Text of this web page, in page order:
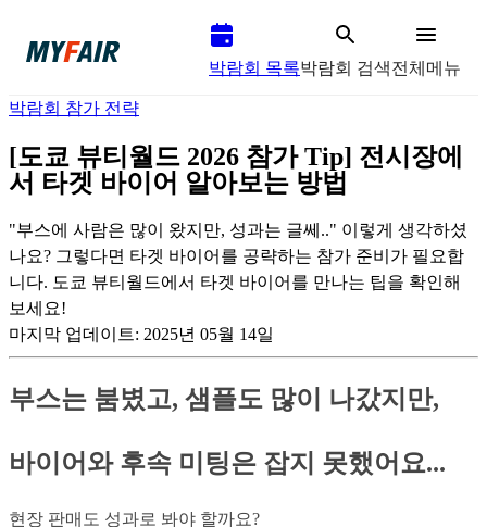
박람회 목록박람회 검색전체메뉴
박람회 참가 전략
[도쿄 뷰티월드 2026 참가 Tip] 전시장에
서 타겟 바이어 알아보는 방법
"부스에 사람은 많이 왔지만, 성과는 글쎄.." 이렇게 생각하셨
나요? 그렇다면 타겟 바이어를 공략하는 참가 준비가 필요합
니다. 도쿄 뷰티월드에서 타겟 바이어를 만나는 팁을 확인해
보세요!
마지막 업데이트: 2025년 05월 14일
부스는 붐볐고, 샘플도 많이 나갔지만,
바이어와 후속 미팅은 잡지 못했어요...
현장 판매도 성과로 봐야 할까요?